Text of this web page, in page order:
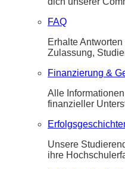
FAQ
Erhalte
Zulassung,
Finanzierung &
Alle
finanzieller
Unsere
ihre